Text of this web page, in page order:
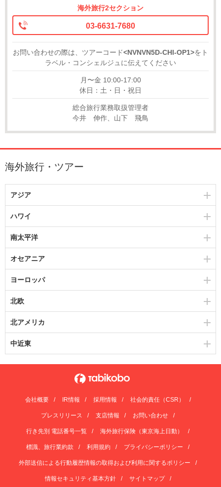
海外旅行2セクション
03-6631-7680
お問い合わせの際は、ツアーコード<NVNVN5D-CHI-OP1>をト
ラベル・コンシェルジュに伝えてください
月〜金 10:00-17:00
休日：土・日・祝日
総合旅行業務取扱管理者
今井 伸作、山下 飛鳥
海外旅行・ツアー
アジア
ハワイ
南太平洋
オセアニア
ヨーロッパ
北欧
北アメリカ
中近東
会社概要 IR情報 採用情報 社会的責任（CSR）
プレスリリース 支店情報 お問い合わせ
行き先別 電話番号一覧 海外旅行保険（東京海上日動）
標識、旅行業約款 利用規約 プライバシーポリシー
外部送信による行動履歴情報の取得および利用に関するポリシー
情報セキュリティ基本方針 サイトマップ